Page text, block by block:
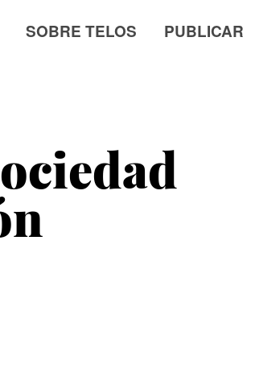
SOBRE TELOS PUBLICAR